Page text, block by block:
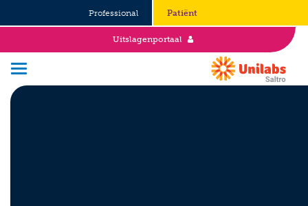
Professional Patiënt
Uitslagenportaal